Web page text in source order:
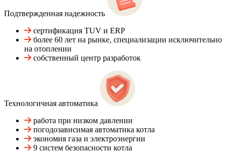
Подтвержденная надежность
сертификация TUV и ERP
более 60 лет на рынке, специализации исключительно
на отоплении
собственный центр разработок
Технологичная автоматика
работа при низком давлении
погодозависимая автоматика котла
экономия газа и электроэнергии
9 систем безопасности котла